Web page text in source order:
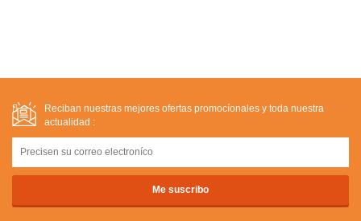
Reciban nuestras mejores ofertas promocíonales y toda nuestra
actualidad :